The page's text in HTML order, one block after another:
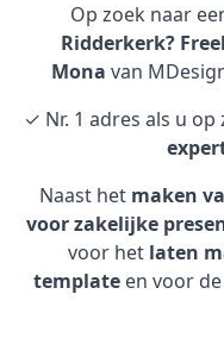
Op zoek naar
Ridderkerk?
Mona van
✓ Nr. 1 adres als u
Naast het maken
voor zakelijke
voor het laten
template en voor de